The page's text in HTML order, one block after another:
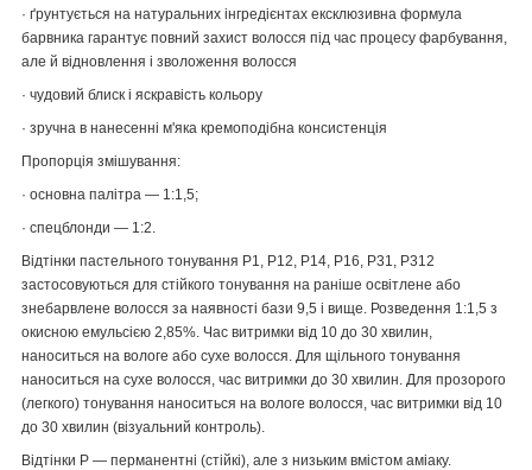
· ґрунтується на натуральних інгредієнтах ексклюзивна формула
барвника гарантує повний захист волосся під час процесу фарбування,
але й відновлення і зволоження волосся
· чудовий блиск і яскравість кольору
· зручна в нанесенні м'яка кремоподібна консистенція
Пропорція змішування:
· основна палітра — 1:1,5;
· спецблонди — 1:2.
Відтінки пастельного тонування P1, P12, P14, P16, P31, P312
застосовуються для стійкого тонування на раніше освітлене або
знебарвлене волосся за наявності бази 9,5 і вище. Розведення 1:1,5 з
окисною емульсією 2,85%. Час витримки від 10 до 30 хвилин,
наноситься на вологе або сухе волосся. Для щільного тонування
наноситься на сухе волосся, час витримки до 30 хвилин. Для прозорого
(легкого) тонування наноситься на вологе волосся, час витримки від 10
до 30 хвилин (візуальний контроль).
Відтінки P — перманентні (стійкі), але з низьким вмістом аміаку.